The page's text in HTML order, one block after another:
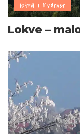
Istra i Kvarner
Lokve –